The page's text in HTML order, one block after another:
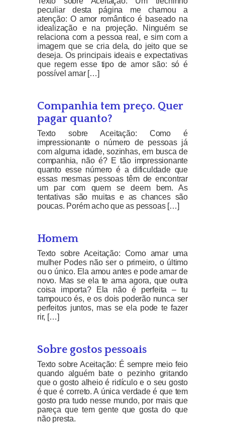
peculiar desta página me chamou a
atenção: O amor romântico é baseado na
idealização e na projeção. Ninguém se
relaciona com a pessoa real, e sim com a
imagem que se cria dela, do jeito que se
deseja. Os principais ideais e expectativas
que regem esse tipo de amor são: só é
possível amar […]
Companhia tem preço. Quer
pagar quanto?
Texto sobre Aceitação: Como é
impressionante o número de pessoas já
com alguma idade, sozinhas, em busca de
companhia, não é? E tão impressionante
quanto esse número é a dificuldade que
essas mesmas pessoas têm de encontrar
um par com quem se deem bem. As
tentativas são muitas e as chances são
poucas. Porém acho que as pessoas […]
Homem
Texto sobre Aceitação: Como amar uma
mulher Podes não ser o primeiro, o último
ou o único. Ela amou antes e pode amar de
novo. Mas se ela te ama agora, que outra
coisa importa? Ela não é perfeita – tu
tampouco és, e os dois poderão nunca ser
perfeitos juntos, mas se ela pode te fazer
rir, […]
Sobre gostos pessoais
Texto sobre Aceitação: É sempre meio feio
quando alguém bate o pezinho gritando
que o gosto alheio é ridículo e o seu gosto
é que é correto. A única verdade é que tem
gosto pra tudo nesse mundo, por mais que
pareça que tem gente que gosta do que
não presta.